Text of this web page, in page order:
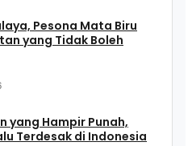
Pesona Mata Biru
yang Tidak Boleh
yang Hampir Punah,
Terdesak di Indonesia